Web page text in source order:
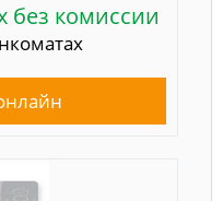
без комиссии